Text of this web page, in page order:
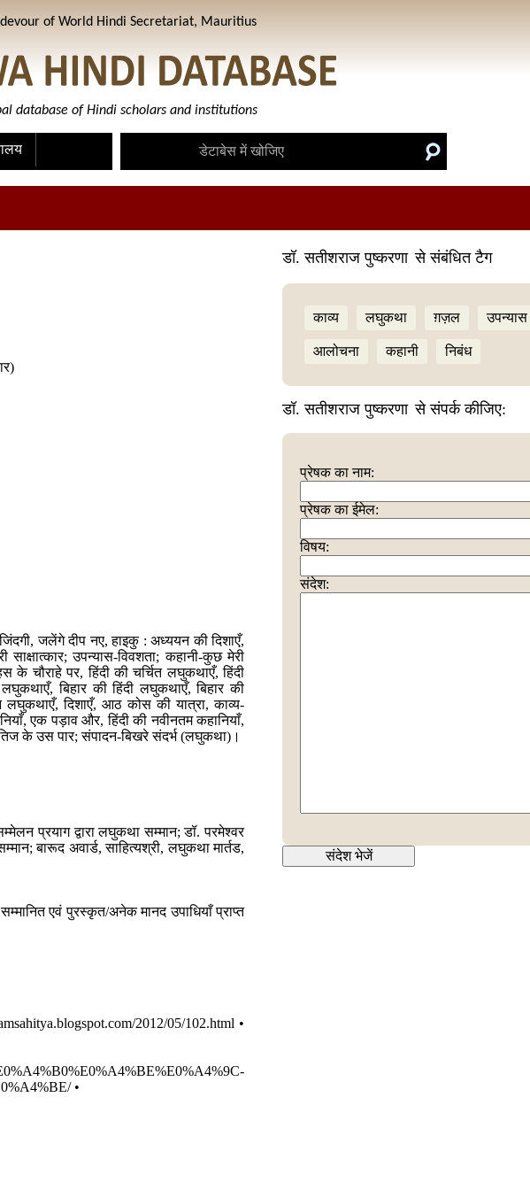
of World Hindi Secretariat, Mauritius
database of Hindi scholars and institutions
डॉ. सतीशराज पुष्करणा से संबंधित टैग
काव्य लघुकथा ग़ज़ल उपन्यास
आलोचना कहानी निबंध
डॉ. सतीशराज पुष्करणा से संपर्क कीजिए:
प्रेषक का नाम:
प्रेषक का ईमेल:
विषय:
संदेश:
जिंदगी, जलेंगे दीप नए, हाइकु : अध्ययन की दिशाएँ,
उपन्यास-विवशता; कहानी-कुछ मेरी
के चौराहे पर, हिंदी की चर्चित लघुकथाएँ, हिंदी
बिहार की हिंदी लघुकथाएँ, बिहार की
लघुकथाएँ, दिशाएँ, आठ कोस की यात्रा, काव्य-
एक पड़ाव और, हिंदी की नवीनतम कहानियाँ,
के उस पार; संपादन-बिखरे संदर्भ (लघुकथा)।
प्रयाग द्वारा लघुकथा सम्मान; डॉ. परमेश्वर
बारूद अवार्ड, साहित्यश्री, लघुकथा मार्तड,
एवं पुरस्कृत/अनेक मानद उपाधियाँ प्राप्त
2012/05/102.html •
•